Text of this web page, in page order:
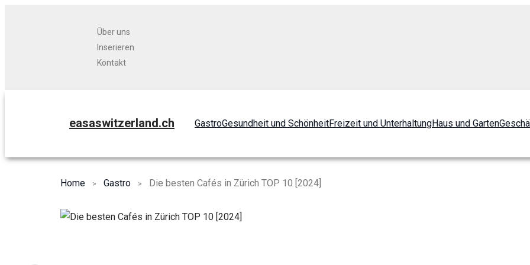
Über uns
Inserieren
Kontakt
easaswitzerland.ch GastroGesundheit und SchönheitFreizeit und UnterhaltungHaus und Garten
Home Gastro Die besten Cafés in Zürich TOP 10 [2024]